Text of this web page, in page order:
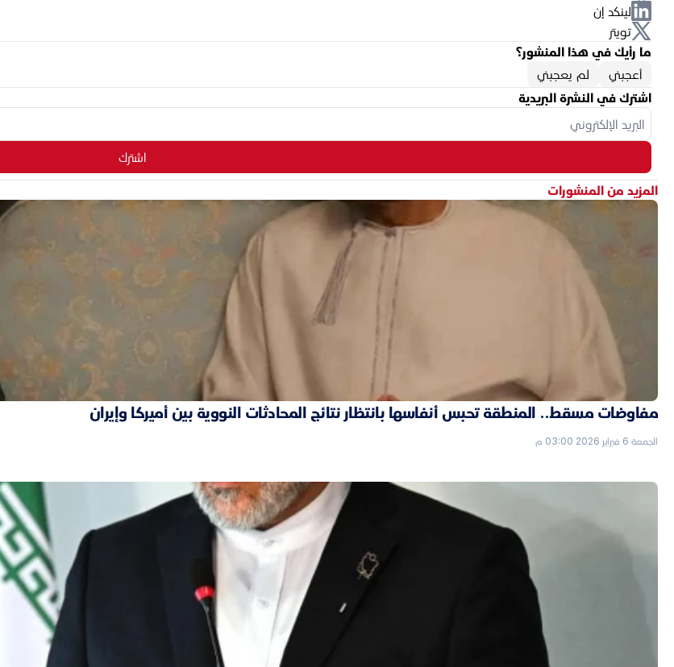
لينكد إن
تويتر
ما رأيك في هذا المنشور؟
أعجبني
لم يعجبني
اشترك في النشرة البريدية
اشترك
المزيد من المنشورات
مفاوضات مسقط.. المنطقة تحبس أنفاسها بانتظار نتائج المحادثات النووية بين أميركا وإيران
الجمعة 6 فبراير 2026 03:00 م